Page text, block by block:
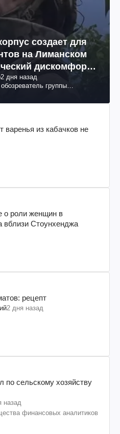
создает для
на Лиманском
дискомфорт:
2 дня назад
группы
варенья из кабачков не
о роли женщин в
вблизи Стоунхенджа
рецепт
2 дня назад
по сельскому хозяйству
назад
финансовых аналитиков